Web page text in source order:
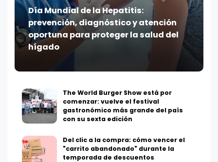
Día Mundial de la Hepatitis:
prevención, diagnóstico y atención
oportuna para proteger la salud del
hígado
The World Burger Show está por
comenzar: vuelve el festival
gastronómico más grande del país
con su sexta edición
Del clic a la compra: cómo vencer el
"carrito abandonado" durante la
temporada de descuentos